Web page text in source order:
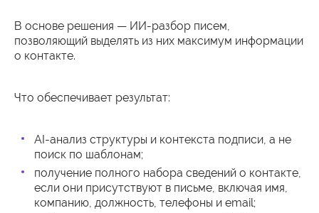
В основе решения — ИИ-разбор писем,
позволяющий выделять из них максимум информации
о контакте.
Что обеспечивает результат:
AI-анализ структуры и контекста подписи, а не
поиск по шаблонам;
получение полного набора сведений о контакте,
если они присутствуют в письме, включая имя,
компанию, должность, телефоны и email;